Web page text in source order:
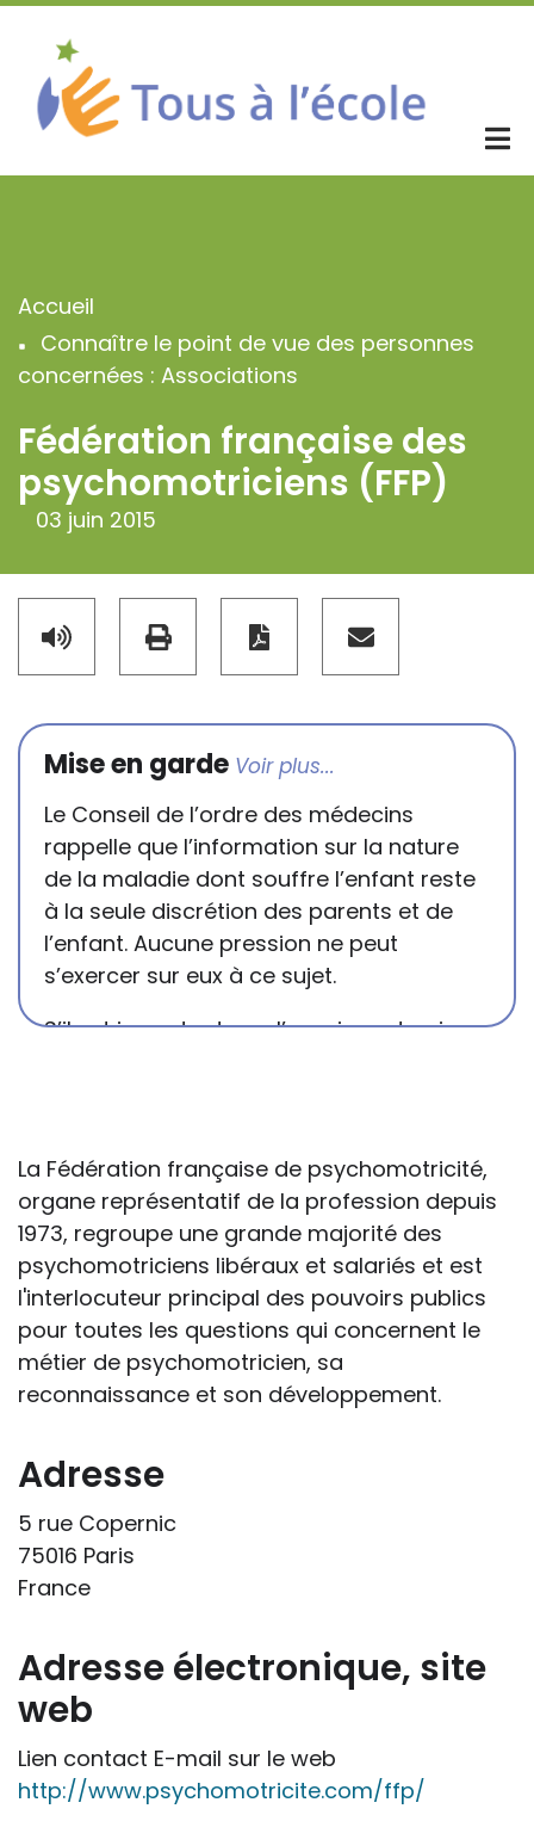
Aller
contenu
principal
Fil
d'Ariane
Accueil
Connaître le point de vue des personnes
concernées : Associations
Fédération française des
psychomotriciens (FFP)
03 juin 2015
Mise en garde
Le Conseil de l’ordre des médecins
rappelle que l’information sur la nature
de la maladie dont souffre l’enfant reste
à la seule discrétion des parents et de
l’enfant. Aucune pression ne peut
s’exercer sur eux à ce sujet.
S’il est important que l’enseignant puisse
passe pas forcément pas l’exposé du
diagnostic en tant que tel.
Cette information doit être adaptée par
chacun, dans le respect de l’individu en
particulier, enfant et adulte, et prendre en
compte la variabilité d’une même
maladie ou handicap selon chaque
enfant.
La consultation d’informations sur un site
web n’exonère personne de ses
responsabilités professionnelles, civiles
et pénales. Les personnes qui
s'inspireront des éléments publiés sur le
professionnelle le feront sous leur seule
responsabilité, car ils disposent de tous
les paramètres spécifiques d’une
situation particulière pour prendre leurs
décisions, ce qui ne peut être le cas des
rédacteurs des fiches, qui sont
La Fédération française de psychomotricité,
organe représentatif de la profession depuis
1973, regroupe une grande majorité des
psychomotriciens libéraux et salariés et est
l'interlocuteur principal des pouvoirs publics
pour toutes les questions qui concernent le
métier de psychomotricien, sa
reconnaissance et son développement.
Adresse
5 rue Copernic
75016 Paris
France
Adresse électronique, site
web
Lien contact E-mail sur le web
http://www.psychomotricite.com/ffp/